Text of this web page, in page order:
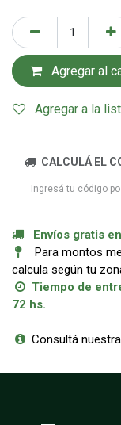
Agregar al
Agregar a la
CALCULÁ EL
Envíos gratis
Para montos
calcula según tu
Tiempo de
72 hs.
Consultá